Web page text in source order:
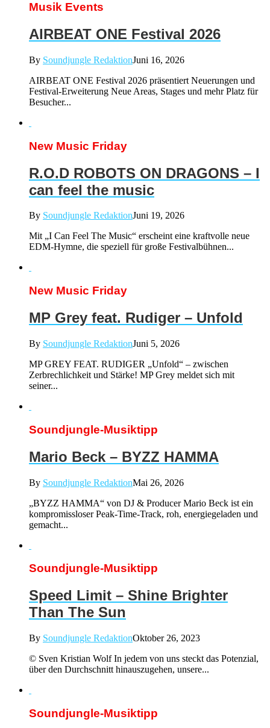
Musik Events
AIRBEAT ONE Festival 2026
By Soundjungle RedaktionJuni 16, 2026
AIRBEAT ONE Festival 2026 präsentiert Neuerungen und
Festival-Erweiterung Neue Areas, Stages und mehr Platz für
Besucher...
New Music Friday
R.O.D ROBOTS ON DRAGONS – I
can feel the music
By Soundjungle RedaktionJuni 19, 2026
Mit „I Can Feel The Music“ erscheint eine kraftvolle neue
EDM-Hymne, die speziell für große Festivalbühnen...
New Music Friday
MP Grey feat. Rudiger – Unfold
By Soundjungle RedaktionJuni 5, 2026
MP GREY FEAT. RUDIGER „Unfold“ – zwischen
Zerbrechlichkeit und Stärke! MP Grey meldet sich mit
seiner...
Soundjungle-Musiktipp
Mario Beck – BYZZ HAMMA
By Soundjungle RedaktionMai 26, 2026
„BYZZ HAMMA“ von DJ & Producer Mario Beck ist ein
kompromissloser Peak-Time-Track, roh, energiegeladen und
gemacht...
Soundjungle-Musiktipp
Speed Limit – Shine Brighter
Than The Sun
By Soundjungle RedaktionOktober 26, 2023
© Sven Kristian Wolf In jedem von uns steckt das Potenzial,
über den Durchschnitt hinauszugehen, unsere...
Soundjungle-Musiktipp